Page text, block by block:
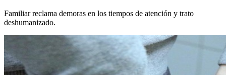
Familiar reclama demoras en los tiempos de atención y trato
deshumanizado.